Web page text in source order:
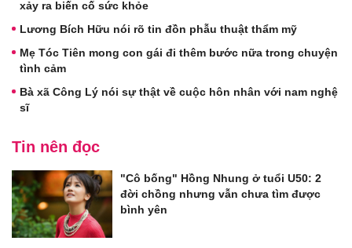
xảy ra biến cố sức khỏe
Lương Bích Hữu nói rõ tin đồn phẫu thuật thẩm mỹ
Mẹ Tóc Tiên mong con gái đi thêm bước nữa trong chuyện
tình cảm
Bà xã Công Lý nói sự thật về cuộc hôn nhân với nam nghệ
sĩ
Tin nên đọc
"Cô bống" Hồng Nhung ở tuổi U50: 2
đời chồng nhưng vẫn chưa tìm được
bình yên